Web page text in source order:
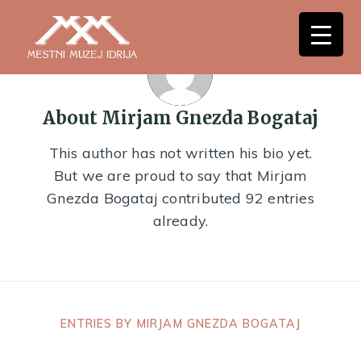
About Mirjam Gnezda Bogataj
This author has not written his bio yet.
But we are proud to say that Mirjam
Gnezda Bogataj contributed 92 entries
already.
ENTRIES BY MIRJAM GNEZDA BOGATAJ